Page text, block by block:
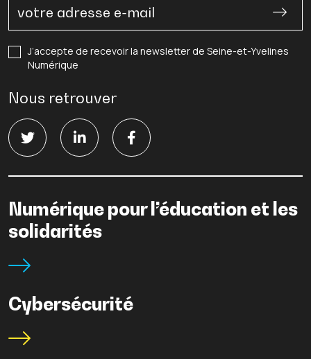
J’accepte de recevoir la newsletter de Seine-et-Yvelines
Numérique
Nous retrouver
Numérique pour l’éducation et les
solidarités
Cybersécurité